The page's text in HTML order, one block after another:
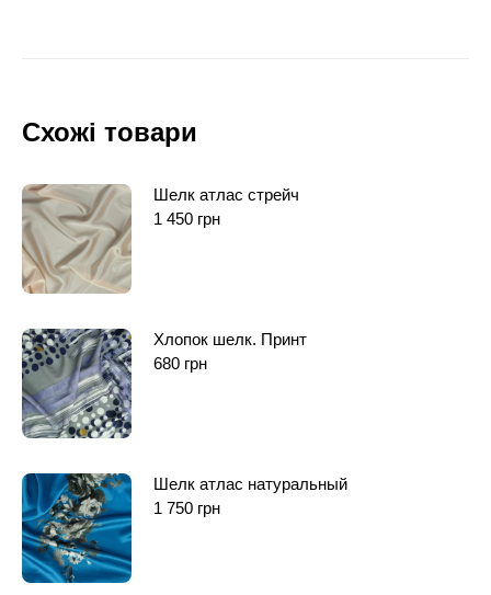
Схожі товари
Шелк атлас стрейч
1 450 грн
Хлопок шелк. Принт
680 грн
Шелк атлас натуральный
1 750 грн